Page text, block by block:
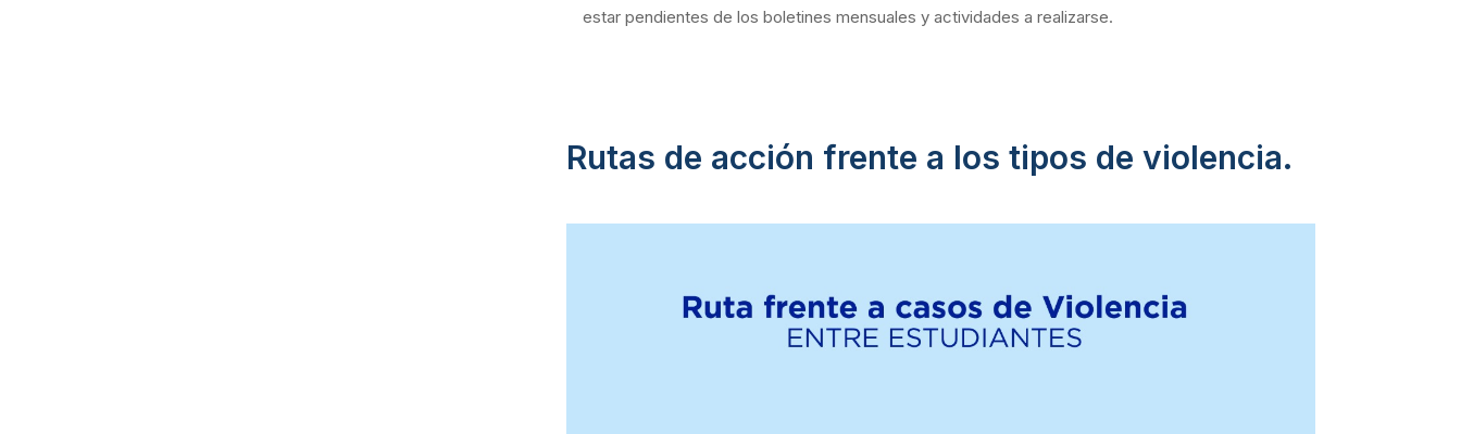
estar pendientes de los boletines mensuales y actividades a realizarse.
Rutas de acción frente a los tipos de violencia.